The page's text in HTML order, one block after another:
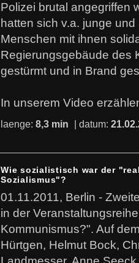
Polizei brutal angegriffen
hatten sich v.a. junge
Menschen mit ihnen
Regierungsgebäude des
gestürmt und in Brand
In unserem Video
laenge: 8,3 min | datum:
Wie sozialistisch war der
Sozialismus"?
01.11.2011, Berlin -
in der
Kommunismus?". Auf
Hürtgen, Helmut Bock,